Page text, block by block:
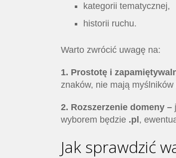
kategorii tematycznej,
historii ruchu.
Warto zwrócić uwagę na:
1. Prostotę i
znaków, nie mają
2. Rozszerzenie domeny –
wyborem będzie .pl,
Jak sprawdzić